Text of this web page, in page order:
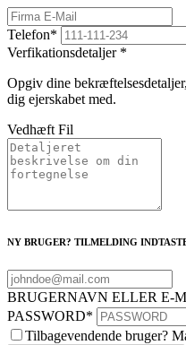
Telefon*
Verfikationsdetaljer *
Opgiv dine
dig ejerskabet med.
Vedhæft Fil
NY BRUGER? TILMELDING
BRUGERNAVN ELLER E-
PASSWORD*
Tilbagevendende bruger?